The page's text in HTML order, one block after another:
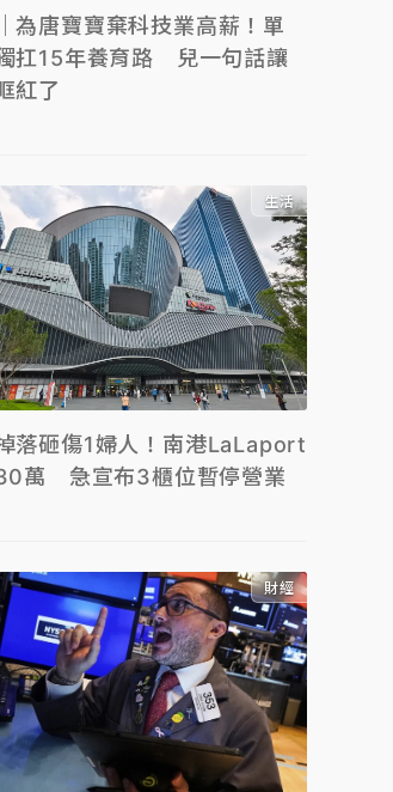
為唐寶寶棄科技業高薪！單
扛15年養育路 兒一句話讓
紅了
生活
落砸傷1婦人！南港LaLaport
萬 急宣布3櫃位暫停營業
財經